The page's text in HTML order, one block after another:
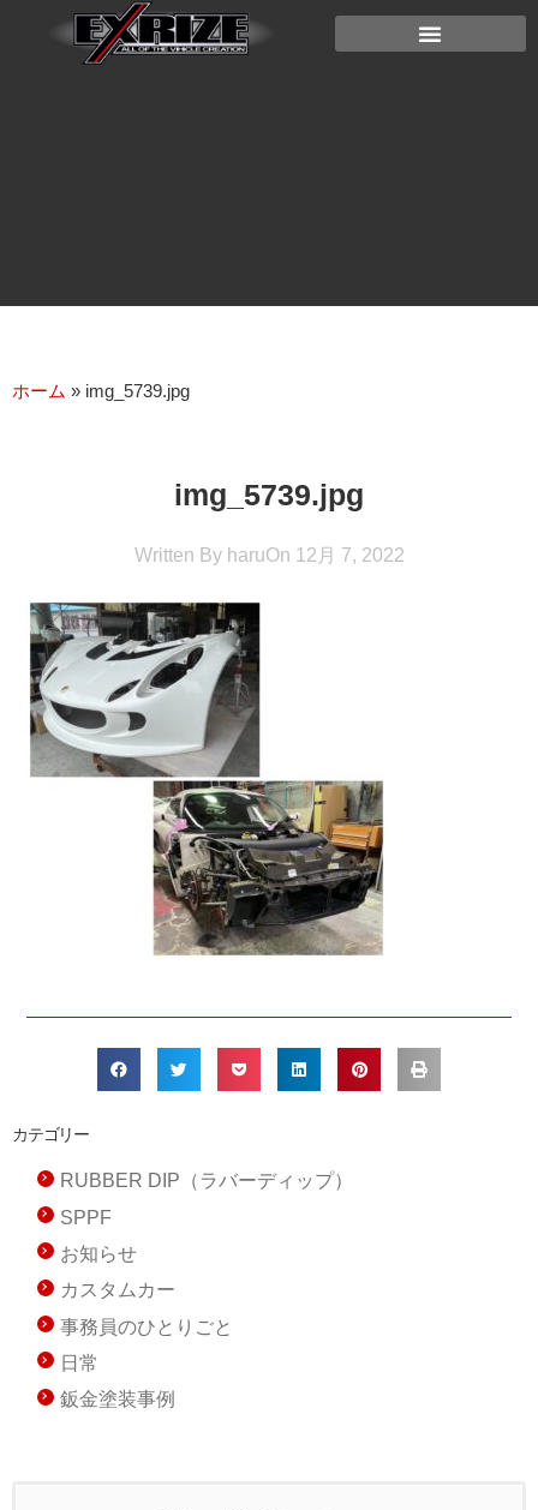
ホーム » img_5739.jpg
img_5739.jpg
Written ByharuOn 12月 7, 2022
カテゴリー
RUBBER DIP（ラバーディップ）
SPPF
お知らせ
カスタムカー
事務員のひとりごと
日常
鈑金塗装事例